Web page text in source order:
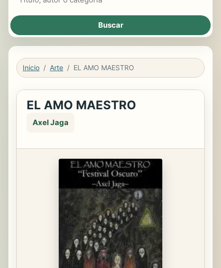
Inicio Arte EL AMO MAESTRO
EL AMO MAESTRO
Axel Jaga